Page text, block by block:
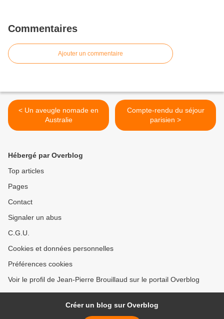
Commentaires
Ajouter un commentaire
< Un aveugle nomade en
Australie
Compte-rendu du séjour
parisien >
Hébergé par Overblog
Top articles
Pages
Contact
Signaler un abus
C.G.U.
Cookies et données personnelles
Préférences cookies
Voir le profil de Jean-Pierre Brouillaud sur le portail Overblog
Créer un blog sur Overblog